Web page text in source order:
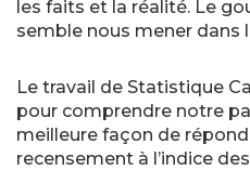
les faits et la réalité. Le
semble nous mener dans
Le travail de Statistique
pour comprendre notre
meilleure façon de
recensement à l’indice